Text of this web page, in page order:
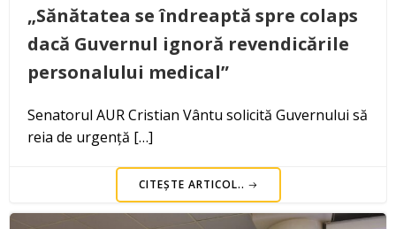
„Sănătatea se îndreaptă spre colaps
dacă Guvernul ignoră revendicările
personalului medical”
Senatorul AUR Cristian Vântu solicită Guvernului să
reia de urgență […]
CITEȘTE ARTICOL..